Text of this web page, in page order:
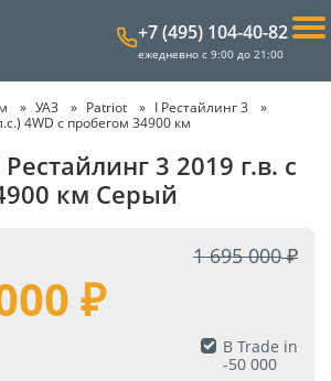
+7 (495) 104-40-82
ежедневно с 9:00 до 21:00
УАЗ Patriot
I Рестайлинг 3
4WD с пробегом 34900 км
3 2019 г.в. с
км Серый
1 695 000
В Trade in
-50 000